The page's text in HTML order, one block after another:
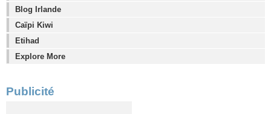
Blog Irlande
Caïpi Kiwi
Etihad
Explore More
Publicité